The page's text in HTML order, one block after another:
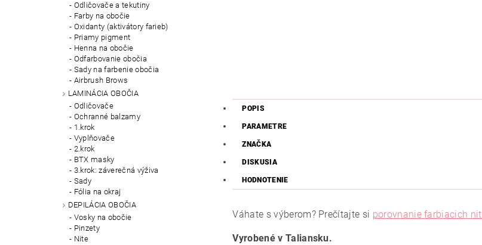
Odličovače a tekutiny
Farby na obočie
Oxidanty (aktivátory farieb)
Priamy pigment
Henna na obočie
Odfarbovanie obočia
Sady na farbenie obočia
Airbrush Brows
LAMINÁCIA OBOČIA
Odličovače
Ochranné balzamy
1.krok
Vyplňovače
2.krok
BTX masky
3.krok: záverečná výživa
Sady
Fólia na okraj
DEPILÁCIA OBOČIA
Vosky na obočie
Pinzety
Nite
POPIS
PARAMETRE
ZNAČKA
DISKUSIA
HODNOTENIE
Váhate s výberom? Prečítajte si porovnanie farbiacich
Vyrobené v Taliansku.